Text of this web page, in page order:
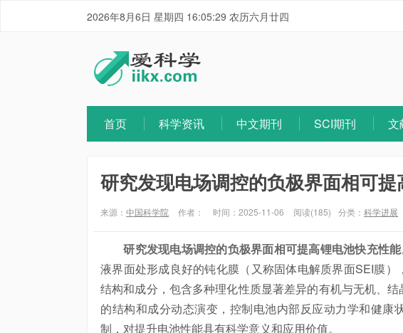
2026年8月6日 星期四 16:05:29 农历六月廿四
首页 科学资讯 中文期刊 SCI期刊 文
研究发现电场调控的负极界面相可
来源： 中国科学院 作者： 时间：2025-11-06 阅读(185) 分类： 科学进展
研究发现电场调控的负极界面相可提高锂电池快充性能
液界面处形成良好的钝化膜（又称固体电解质界面SEI膜
结构和成分，包含多种理化性质显著差异的有机与无机、
的结构和成分动态演变，控制电池内部反应动力学和健康
制，对提升电池性能具有科学意义和应用价值。